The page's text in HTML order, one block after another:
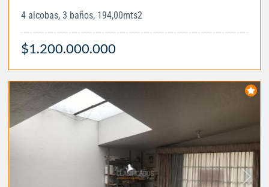
4 alcobas, 3 baños, 194,00mts2
$1.200.000.000